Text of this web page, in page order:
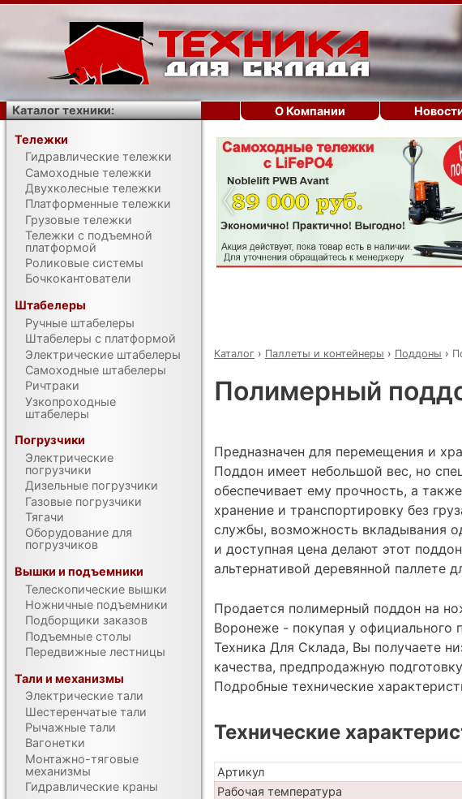
‹
Каталог › Паллеты и контейнеры › Поддоны ›
Полимерный
Предназначен для перемещения и
Поддон имеет небольшой вес, но
обеспечивает ему прочность, а
хранение и транспортировку без
службы, возможность вкладывания
и доступная цена делают этот
альтернативой деревянной паллете
Продается полимерный поддон на
Воронеже - покупая у официального
Техника Для Склада, Вы получаете
качества, предпродажную
Подробные технические
Технические
Артикул
Рабочая температура
О Компании
Каталог техники:
Тележки
Гидравлические тележки
Самоходные тележки
Двухколесные тележки
Платформенные тележки
Грузовые тележки
Тележки с подъемной
платформой
Роликовые системы
Бочкокантователи
Штабелеры
Ручные штабелеры
Штабелеры с платформой
Электрические штабелеры
Самоходные штабелеры
Ричтраки
Узкопроходные
штабелеры
Погрузчики
Электрические
погрузчики
Дизельные погрузчики
Газовые погрузчики
Тягачи
Оборудование для
погрузчиков
Вышки и подъемники
Телескопические вышки
Ножничные подъемники
Подборщики заказов
Подъемные столы
Передвижные лестницы
Тали и механизмы
Электрические тали
Шестеренчатые тали
Рычажные тали
Вагонетки
Монтажно-тяговые
механизмы
Гидравлические краны